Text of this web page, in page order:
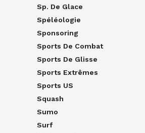
Sp. De Glace
Spéléologie
Sponsoring
Sports De Combat
Sports De Glisse
Sports Extrêmes
Sports US
Squash
Sumo
Surf